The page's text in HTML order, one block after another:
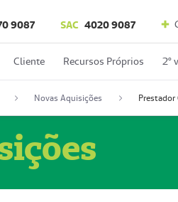
9087 SAC 4020 9087
Cliente Recursos Próprios 2º
Novas Aquisições